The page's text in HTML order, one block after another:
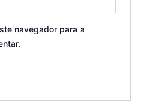
navegador para a